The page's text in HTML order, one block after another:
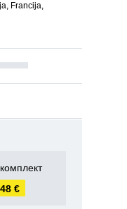
Francija,
€